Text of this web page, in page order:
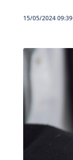
15/05/2024 09:39